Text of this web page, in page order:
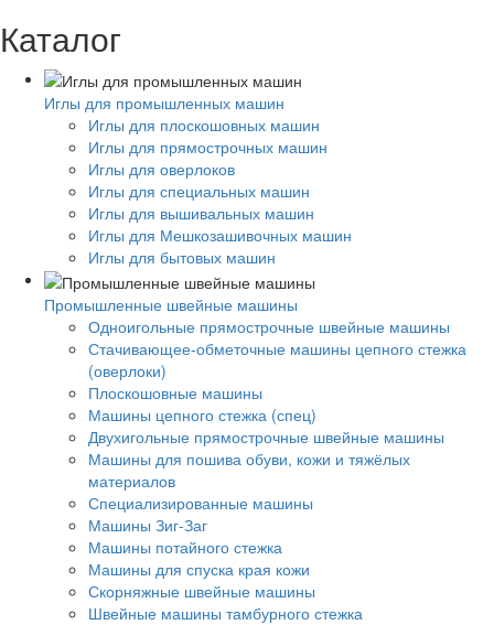
Каталог
Иглы для промышленных машин
Иглы для плоскошовных машин
Иглы для прямострочных машин
Иглы для оверлоков
Иглы для специальных машин
Иглы для вышивальных машин
Иглы для Мешкозашивочных машин
Иглы для бытовых машин
Промышленные швейные машины
Одноигольные прямострочные швейные машины
Стачивающее-обметочные машины цепного стежка
(оверлоки)
Плоскошовные машины
Машины цепного стежка (спец)
Двухигольные прямострочные швейные машины
Машины для пошива обуви, кожи и тяжёлых
материалов
Специализированные машины
Машины Зиг-Заг
Машины потайного стежка
Машины для спуска края кожи
Скорняжные швейные машины
Швейные машины тамбурного стежка